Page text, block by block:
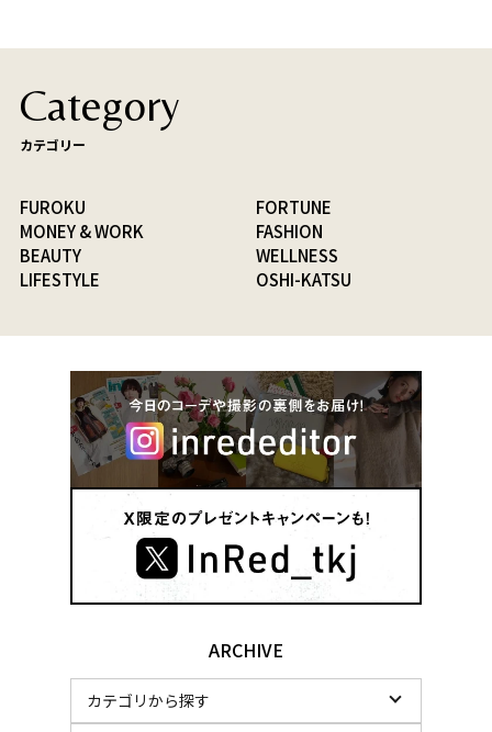
Category
カテゴリー
FUROKU
FORTUNE
MONEY & WORK
FASHION
BEAUTY
WELLNESS
LIFESTYLE
OSHI-KATSU
ARCHIVE